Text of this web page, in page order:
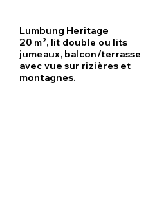
Lumbung Heritage
20 m², lit double ou lits
jumeaux, balcon/terrasse
avec vue sur rizières et
montagnes.